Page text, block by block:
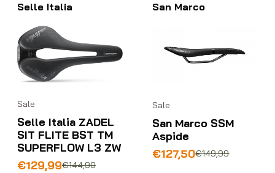
populariteit
Selle Italia
Sale
Selle Italia ZADEL
SIT FLITE BST TM
SUPERFLOW L3 ZW
€144,90
Oorspronkelijke
€129,99
Huidige
San Marco
Sale
San Marco SSM
Aspide
€149,99
Oorspronkelijke
€127,50
Huidige